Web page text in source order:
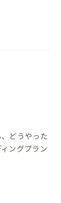
どうやった
ングプラン